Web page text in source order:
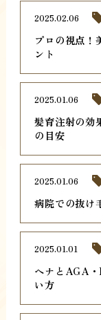
プロの視点！
ント
2025.02.06
髪育注射の効
の目安
2025.01.06
病院での抜け
2025.01.06
ヘナとAGA
い方
2025.01.01